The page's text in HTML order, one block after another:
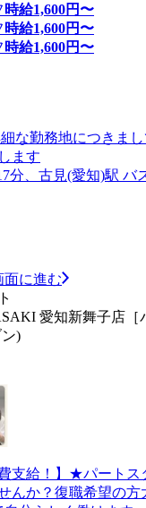
時給1,600円〜
時給1,600円〜
時給1,600円〜
な勤務地につきま
ます
分、古見(愛知)駅 バ
面に進む
愛知新舞子店［
)
費支給！】★パート
んか？復職希望の